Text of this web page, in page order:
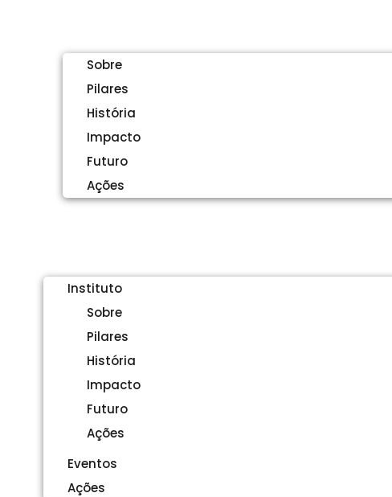
Sobre
Pilares
História
Impacto
Futuro
Ações
Instituto
Sobre
Pilares
História
Impacto
Futuro
Ações
Eventos
Ações